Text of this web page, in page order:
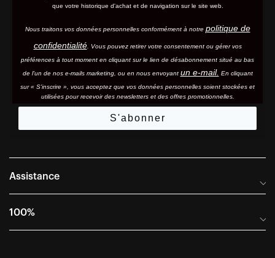
que votre historique d'achat et de navigation sur le site web.
Nous traitons vos données personnelles conformément à notre politique de
confidentialité. Vous pouvez retirer votre consentement ou gérer vos
préférences à tout moment en cliquant sur le lien de désabonnement situé au bas
de l'un de nos e-mails marketing, ou en nous envoyant un e-mail. En cliquant
sur « S'inscrire », vous acceptez que vos données personnelles soient stockées et
utilisées pour recevoir des newsletters et des offres promotionnelles.
S'abonner
Assistance
Foire aux questions
100%